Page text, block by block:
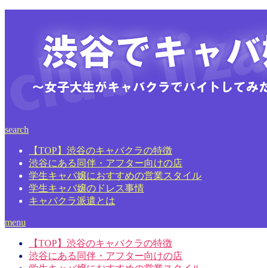
search
【TOP】渋谷のキャバクラの特徴
渋谷にある同伴・アフター向けの店
学生キャバ嬢におすすめの営業スタイル
学生キャバ嬢のドレス事情
キャバクラ派遣とは
menu
【TOP】渋谷のキャバクラの特徴
渋谷にある同伴・アフター向けの店